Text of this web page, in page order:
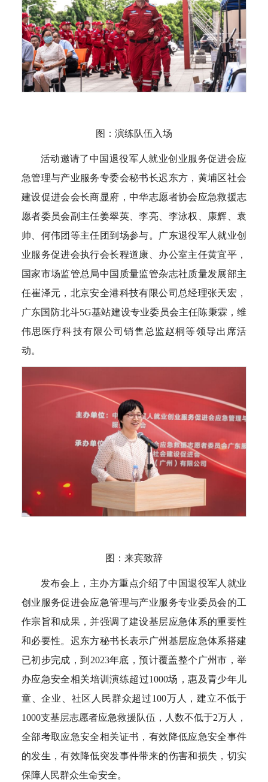
图：演练队伍入场
活动邀请了中国退役军人就业创业服务促进会应
急管理与产业服务专委会秘书长迟东方，黄埔区社会
建设促进会会长商显府，中华志愿者协会应急救援志
愿者委员会副主任姜翠英、李亮、李泳权、康辉、袁
帅、何伟团等主任团到场参与。广东退役军人就业创
业服务促进会执行会长程道康、办公室主任黄宜平，
国家市场监管总局中国质量监管杂志社质量发展部主
任崔泽元，北京安全港科技有限公司总经理张天宏，
广东国防北斗5G基站建设专业委员会主任陈秉霖，维
伟思医疗科技有限公司销售总监赵桐等领导出席活
动。
图：来宾致辞
发布会上，主办方重点介绍了中国退役军人就业
创业服务促进会应急管理与产业服务专业委员会的工
作宗旨和成果，并强调了建设基层应急体系的重要性
和必要性。迟东方秘书长表示广州基层应急体系搭建
已初步完成，到2023年底，预计覆盖整个广州市，举
办应急安全相关培训演练超过1000场，惠及青少年儿
童、企业、社区人民群众超过100万人，建立不低于
1000支基层志愿者应急救援队伍，人数不低于2万人，
全部考取应急安全相关证书，有效降低应急安全事件
的发生，有效降低突发事件带来的伤害和损失，切实
保障人民群众生命安全。